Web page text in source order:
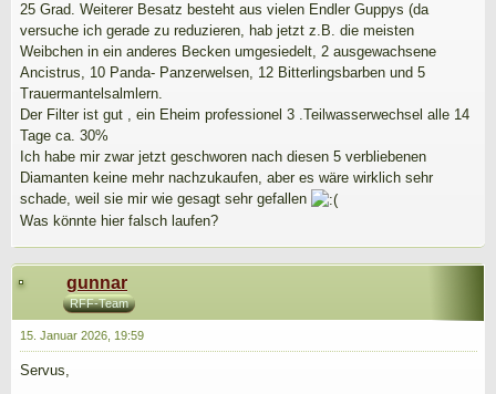
25 Grad. Weiterer Besatz besteht aus vielen Endler Guppys (da
versuche ich gerade zu reduzieren, hab jetzt z.B. die meisten
Weibchen in ein anderes Becken umgesiedelt, 2 ausgewachsene
Ancistrus, 10 Panda- Panzerwelsen, 12 Bitterlingsbarben und 5
Trauermantelsalmlern.
Der Filter ist gut , ein Eheim professionel 3 .Teilwasserwechsel alle 14
Tage ca. 30%
Ich habe mir zwar jetzt geschworen nach diesen 5 verbliebenen
Diamanten keine mehr nachzukaufen, aber es wäre wirklich sehr
schade, weil sie mir wie gesagt sehr gefallen
Was könnte hier falsch laufen?
gunnar
RFF-Team
15. Januar 2026, 19:59
Servus,